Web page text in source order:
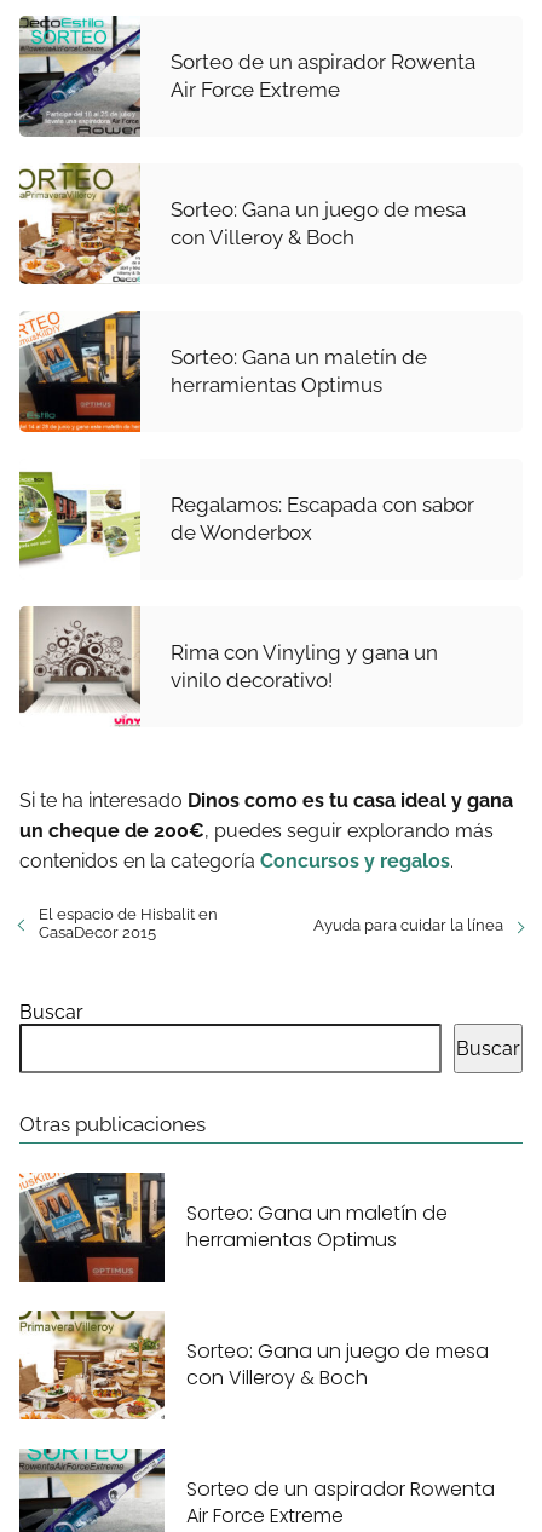
Sorteo de un aspirador Rowenta
Air Force Extreme
Sorteo: Gana un juego de mesa
con Villeroy & Boch
Sorteo: Gana un maletín de
herramientas Optimus
Regalamos: Escapada con sabor
de Wonderbox
Rima con Vinyling y gana un
vinilo decorativo!
Si te ha interesado Dinos como es tu casa ideal y gana
un cheque de 200€, puedes seguir explorando más
contenidos en la categoría Concursos y regalos.
El espacio de Hisbalit en
CasaDecor 2015
Ayuda para cuidar la línea
Buscar
Buscar
Otras publicaciones
Sorteo: Gana un maletín de
herramientas Optimus
Sorteo: Gana un juego de mesa
con Villeroy & Boch
Sorteo de un aspirador Rowenta
Air Force Extreme